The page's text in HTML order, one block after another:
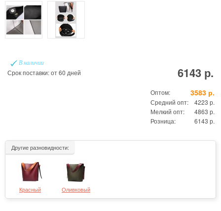
В наличии
Срок поставки: от 60 дней 6143 р.
Оптом: 3583 р.
Средний опт:
4223 р.
Мелкий опт:
4863 р.
Розница:
6143 р.
Другие разновидности:
Красный Оливковый